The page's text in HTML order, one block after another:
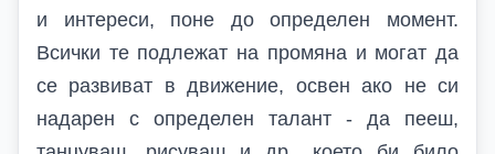
и интереси, поне до определен момент.
Всички те подлежат на промяна и могат да
се развиват в движение, освен ако не си
надарен с определен талант - да пееш,